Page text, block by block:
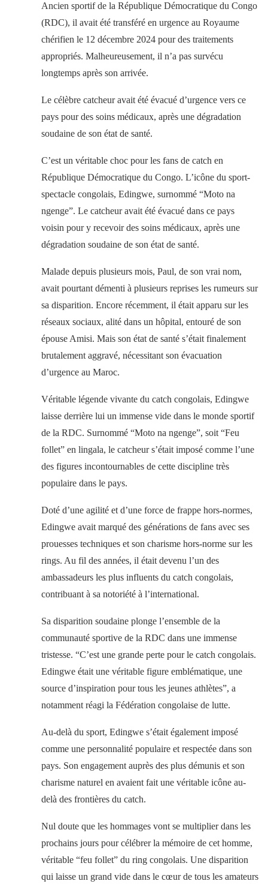
Ancien sportif de la République Démocratique du Congo
(RDC), il avait été transféré en urgence au Royaume
chérifien le 12 décembre 2024 pour des traitements
appropriés. Malheureusement, il n’a pas survécu
longtemps après son arrivée.
Le célèbre catcheur avait été évacué d’urgence vers ce
pays pour des soins médicaux, après une dégradation
soudaine de son état de santé.
C’est un véritable choc pour les fans de catch en
République Démocratique du Congo. L’icône du sport-
spectacle congolais, Edingwe, surnommé “Moto na
ngenge”. Le catcheur avait été évacué dans ce pays
voisin pour y recevoir des soins médicaux, après une
dégradation soudaine de son état de santé.
Malade depuis plusieurs mois, Paul, de son vrai nom,
avait pourtant démenti à plusieurs reprises les rumeurs sur
sa disparition. Encore récemment, il était apparu sur les
réseaux sociaux, alité dans un hôpital, entouré de son
épouse Amisi. Mais son état de santé s’était finalement
brutalement aggravé, nécessitant son évacuation
d’urgence au Maroc.
Véritable légende vivante du catch congolais, Edingwe
laisse derrière lui un immense vide dans le monde sportif
de la RDC. Surnommé “Moto na ngenge”, soit “Feu
follet” en lingala, le catcheur s’était imposé comme l’une
des figures incontournables de cette discipline très
populaire dans le pays.
Doté d’une agilité et d’une force de frappe hors-normes,
Edingwe avait marqué des générations de fans avec ses
prouesses techniques et son charisme hors-norme sur les
rings. Au fil des années, il était devenu l’un des
ambassadeurs les plus influents du catch congolais,
contribuant à sa notoriété à l’international.
Sa disparition soudaine plonge l’ensemble de la
communauté sportive de la RDC dans une immense
tristesse. “C’est une grande perte pour le catch congolais.
Edingwe était une véritable figure emblématique, une
source d’inspiration pour tous les jeunes athlètes”, a
notamment réagi la Fédération congolaise de lutte.
Au-delà du sport, Edingwe s’était également imposé
comme une personnalité populaire et respectée dans son
pays. Son engagement auprès des plus démunis et son
charisme naturel en avaient fait une véritable icône au-
delà des frontières du catch.
Nul doute que les hommages vont se multiplier dans les
prochains jours pour célébrer la mémoire de cet homme,
véritable “feu follet” du ring congolais. Une disparition
qui laisse un grand vide dans le cœur de tous les amateurs